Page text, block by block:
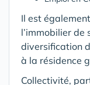
Il est
l’immobilier de
diversification
à la résidence
Collectivité,